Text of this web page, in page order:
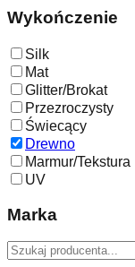
Wykończenie
Silk
Mat
Glitter/Brokat
Przezroczysty
Świecący
Drewno
Marmur/Tekstura
UV
Marka